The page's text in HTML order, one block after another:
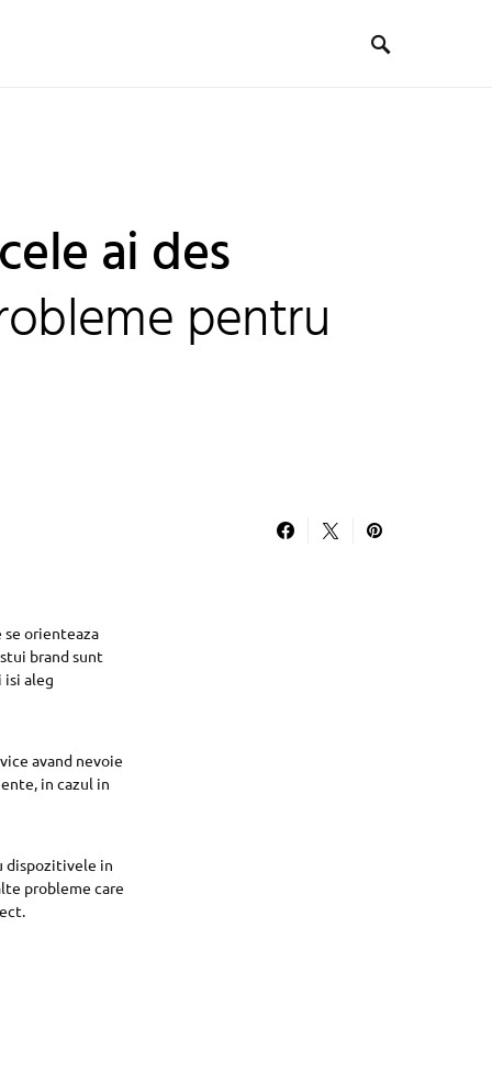
ai des
pentru
se orienteaza
brand sunt
isi aleg
avand nevoie
in cazul in
dispozitivele in
probleme care